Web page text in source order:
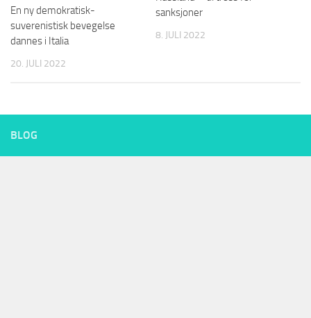
En ny demokratisk-
suverenistisk bevegelse
dannes i Italia
20. JULI 2022
sanksjoner
8. JULI 2022
BLOG